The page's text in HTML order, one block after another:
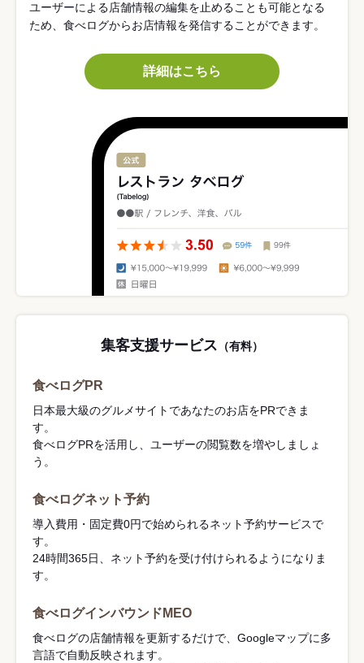
ユーザーによる店舗情報の編集を止めることも可能となる
ため、食べログからお店情報を発信することができます。
詳細はこちら
集客支援サービス （有料）
食べログPR
日本最大級のグルメサイトであなたのお店をPRできま
す。
食べログPRを活用し、ユーザーの閲覧数を増やしましょ
う。
食べログネット予約
導入費用・固定費0円で始められるネット予約サービスで
す。
24時間365日、ネット予約を受け付けられるようになりま
す。
食べログインバウンドMEO
食べログの店舗情報を更新するだけで、Googleマップに多
言語で自動反映されます。